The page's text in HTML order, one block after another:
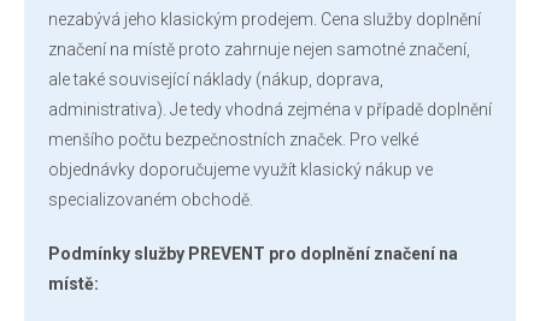
nezabývá jeho klasickým prodejem. Cena služby doplnění
značení na místě proto zahrnuje nejen samotné značení,
ale také související náklady (nákup, doprava,
administrativa). Je tedy vhodná zejména v případě doplnění
menšího počtu bezpečnostních značek. Pro velké
objednávky doporučujeme využít klasický nákup ve
specializovaném obchodě.
Podmínky služby PREVENT pro doplnění značení na
místě: